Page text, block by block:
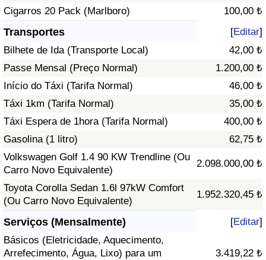
Cigarros 20 Pack (Marlboro)
100,00 ₺
Transportes [Editar]
Bilhete de Ida (Transporte Local)
42,00 ₺
Passe Mensal (Preço Normal)
1.200,00 ₺
Início do Táxi (Tarifa Normal)
46,00 ₺
Táxi 1km (Tarifa Normal)
35,00 ₺
Táxi Espera de 1hora (Tarifa Normal)
400,00 ₺
Gasolina (1 litro)
62,75 ₺
Volkswagen Golf 1.4 90 KW Trendline (Ou
Carro Novo Equivalente)
2.098.000,00 ₺
Toyota Corolla Sedan 1.6l 97kW Comfort
(Ou Carro Novo Equivalente)
1.952.320,45 ₺
Serviços (Mensalmente) [Editar]
Básicos (Eletricidade, Aquecimento,
Arrefecimento, Água, Lixo) para um
3.419,22 ₺
Indicador de Trânsito por País